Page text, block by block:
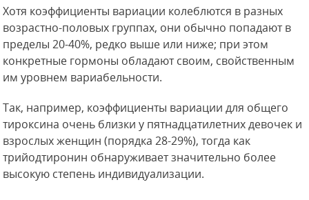
Хотя коэффициенты вариации колеблются в разных
возрастно-половых группах, они обычно попадают в
пределы 20-40%, редко выше или ниже; при этом
конкретные гормоны обладают своим, свойственным
им уровнем вариабельности.
Так, например, коэффициенты вариации для общего
тироксина очень близки у пятнадцатилетних девочек и
взрослых женщин (порядка 28-29%), тогда как
трийодтиронин обнаруживает значительно более
высокую степень индивидуализации.